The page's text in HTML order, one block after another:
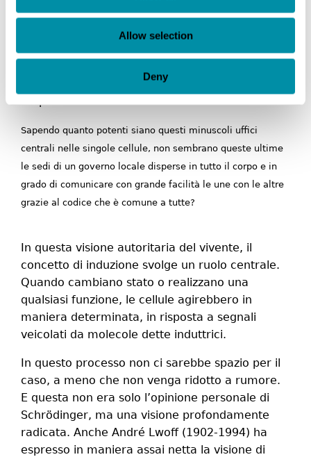
Allow selection
Deny
in maniera autoritaria. Già Schrödinger l’aveva
espresso senza ambiguità parlando dei
«uffici centrali» che dirigono le cellule in tutto il
Sapendo quanto potenti siano questi minuscoli uffici
centrali nelle singole cellule, non sembrano queste ultime
le sedi di un governo locale disperse in tutto il corpo e in
grado di comunicare con grande facilità le une con le altre
grazie al codice che è comune a tutte?
In questa visione autoritaria del vivente, il
concetto di induzione svolge un ruolo centrale.
Quando cambiano stato o realizzano una
qualsiasi funzione, le cellule agirebbero in
maniera determinata, in risposta a segnali
veicolati da molecole dette induttrici.
In questo processo non ci sarebbe spazio per il
caso, a meno che non venga ridotto a rumore.
E questa non era solo l’opinione personale di
Schrödinger, ma una visione profondamente
radicata. Anche André Lwoff (1902-1994) ha
espresso in maniera assai netta la visione di